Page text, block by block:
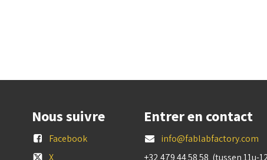
Nous suivre
Facebook
X
Entrer en contact
info@fablabfactory.com
+32 479 44 58 58 (tussen 11u-